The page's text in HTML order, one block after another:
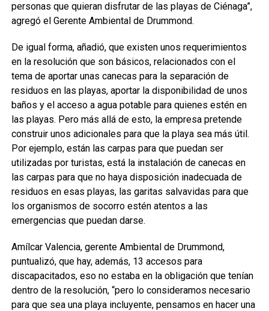
personas que quieran disfrutar de las playas de Ciénaga”,
agregó el Gerente Ambiental de Drummond.
De igual forma, añadió, que existen unos requerimientos
en la resolución que son básicos, relacionados con el
tema de aportar unas canecas para la separación de
residuos en las playas, aportar la disponibilidad de unos
baños y el acceso a agua potable para quienes estén en
las playas. Pero más allá de esto, la empresa pretende
construir unos adicionales para que la playa sea más útil.
Por ejemplo, están las carpas para que puedan ser
utilizadas por turistas, está la instalación de canecas en
las carpas para que no haya disposición inadecuada de
residuos en esas playas, las garitas salvavidas para que
los organismos de socorro estén atentos a las
emergencias que puedan darse.
Amílcar Valencia, gerente Ambiental de Drummond,
puntualizó, que hay, además, 13 accesos para
discapacitados, eso no estaba en la obligación que tenían
dentro de la resolución, “pero lo consideramos necesario
para que sea una playa incluyente, pensamos en hacer una